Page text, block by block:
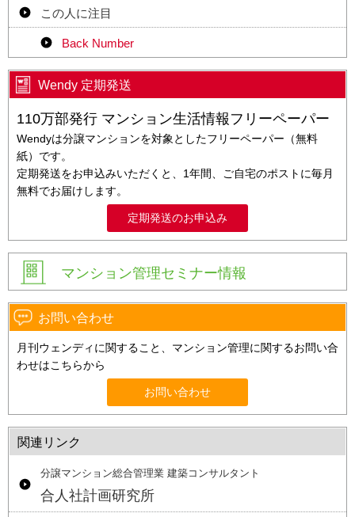
この人に注目
Back Number
Wendy 定期発送
110万部発行 マンション生活情報フリーペーパー
Wendyは分譲マンションを対象としたフリーペーパー（無料
紙）です。
定期発送をお申込みいただくと、1年間、ご自宅のポストに毎月
無料でお届けします。
定期発送のお申込み
マンション管理セミナー情報
お問い合わせ
月刊ウェンディに関すること、マンション管理に関するお問い合
わせはこちらから
お問い合わせ
関連リンク
分譲マンション総合管理業 建築コンサルタント
合人社計画研究所